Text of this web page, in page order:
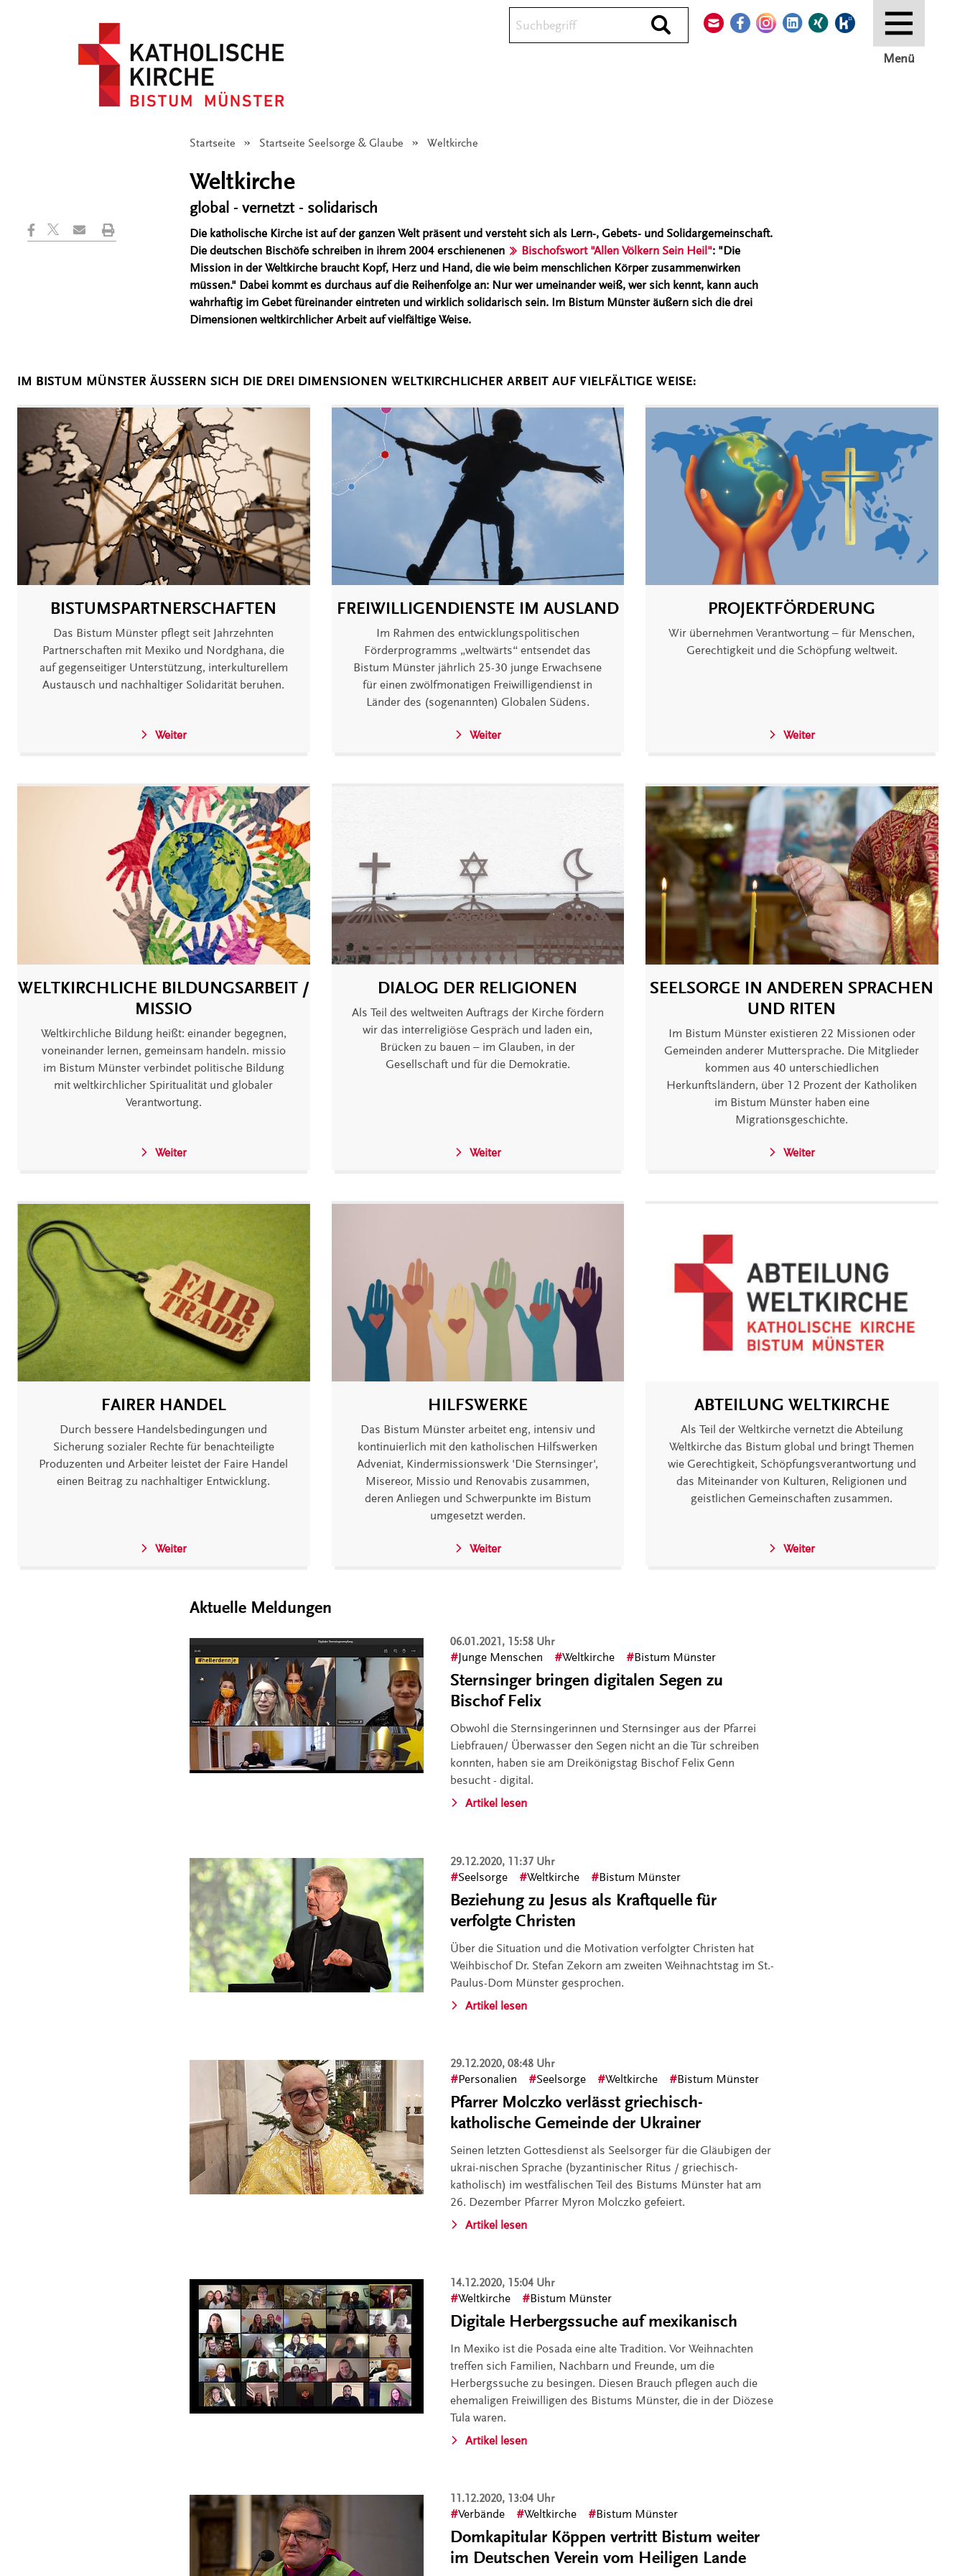
Durchsuchen
Menü
Startseite Startseite Seelsorge & Glaube Angezeigt:
Weltkirche
Weltkirche
global - vernetzt - solidarisch
Die katholische Kirche ist auf der ganzen Welt präsent und versteht sich als Lern-, Gebets- und Solidargemeinschaft.
Die deutschen Bischöfe schreiben in ihrem 2004 erschienenen
Bischofswort "Allen Völkern Sein Heil": "Die
Mission in der Weltkirche braucht Kopf, Herz und Hand, die wie beim menschlichen Körper zusammenwirken
müssen." Dabei kommt es durchaus auf die Reihenfolge an: Nur wer umeinander weiß, wer sich kennt, kann auch
wahrhaftig im Gebet füreinander eintreten und wirklich solidarisch sein. Im Bistum Münster äußern sich die drei
Dimensionen weltkirchlicher Arbeit auf vielfältige Weise.
IM BISTUM MÜNSTER ÄUSSERN SICH DIE DREI DIMENSIONEN WELTKIRCHLICHER ARBEIT AUF VIELFÄLTIGE WEISE:
BISTUMSPARTNERSCHAFTEN
Das Bistum Münster pflegt seit Jahrzehnten
Partnerschaften mit Mexiko und Nordghana, die
auf gegenseitiger Unterstützung, interkulturellem
Austausch und nachhaltiger Solidarität beruhen.
Weiter
FREIWILLIGENDIENSTE IM AUSLAND
Im Rahmen des entwicklungspolitischen
Förderprogramms „weltwärts“ entsendet das
Bistum Münster jährlich 25-30 junge Erwachsene
für einen zwölfmonatigen Freiwilligendienst in
Länder des (sogenannten) Globalen Südens.
Weiter
PROJEKTFÖRDERUNG
Wir übernehmen Verantwortung – für Menschen,
Gerechtigkeit und die Schöpfung weltweit.
Weiter
WELTKIRCHLICHE BILDUNGSARBEIT /
MISSIO
Weltkirchliche Bildung heißt: einander begegnen,
voneinander lernen, gemeinsam handeln. missio
im Bistum Münster verbindet politische Bildung
mit weltkirchlicher Spiritualität und globaler
Verantwortung.
Weiter
DIALOG DER RELIGIONEN
Als Teil des weltweiten Auftrags der Kirche fördern
wir das interreligiöse Gespräch und laden ein,
Brücken zu bauen – im Glauben, in der
Gesellschaft und für die Demokratie.
Weiter
SEELSORGE IN ANDEREN SPRACHEN
UND RITEN
Im Bistum Münster existieren 22 Missionen oder
Gemeinden anderer Muttersprache. Die Mitglieder
kommen aus 40 unterschiedlichen
Herkunftsländern, über 12 Prozent der Katholiken
im Bistum Münster haben eine
Migrationsgeschichte.
Weiter
FAIRER HANDEL
Durch bessere Handelsbedingungen und
Sicherung sozialer Rechte für benachteiligte
Produzenten und Arbeiter leistet der Faire Handel
einen Beitrag zu nachhaltiger Entwicklung.
Weiter
HILFSWERKE
Das Bistum Münster arbeitet eng, intensiv und
kontinuierlich mit den katholischen Hilfswerken
Adveniat, Kindermissionswerk 'Die Sternsinger',
Misereor, Missio und Renovabis zusammen,
deren Anliegen und Schwerpunkte im Bistum
umgesetzt werden.
Weiter
ABTEILUNG WELTKIRCHE
Als Teil der Weltkirche vernetzt die Abteilung
Weltkirche das Bistum global und bringt Themen
wie Gerechtigkeit, Schöpfungsverantwortung und
das Miteinander von Kulturen, Religionen und
geistlichen Gemeinschaften zusammen.
Weiter
Aktuelle Meldungen
06.01.2021, 15:58 Uhr
Junge Menschen Weltkirche Bistum Münster
Sternsinger bringen digitalen Segen zu
Bischof Felix
Obwohl die Sternsingerinnen und Sternsinger aus der Pfarrei
Liebfrauen/ Überwasser den Segen nicht an die Tür schreiben
konnten, haben sie am Dreikönigstag Bischof Felix Genn
besucht - digital.
Artikel lesen
29.12.2020, 11:37 Uhr
Seelsorge Weltkirche Bistum Münster
Beziehung zu Jesus als Kraftquelle für
verfolgte Christen
Über die Situation und die Motivation verfolgter Christen hat
Weihbischof Dr. Stefan Zekorn am zweiten Weihnachtstag im St.-
Paulus-Dom Münster gesprochen.
Artikel lesen
29.12.2020, 08:48 Uhr
Personalien Seelsorge Weltkirche Bistum Münster
Pfarrer Molczko verlässt griechisch-
katholische Gemeinde der Ukrainer
Seinen letzten Gottesdienst als Seelsorger für die Gläubigen der
ukrai-nischen Sprache (byzantinischer Ritus / griechisch-
katholisch) im westfälischen Teil des Bistums Münster hat am
26. Dezember Pfarrer Myron Molczko gefeiert.
Artikel lesen
14.12.2020, 15:04 Uhr
Weltkirche Bistum Münster
Digitale Herbergssuche auf mexikanisch
In Mexiko ist die Posada eine alte Tradition. Vor Weihnachten
treffen sich Familien, Nachbarn und Freunde, um die
Herbergssuche zu besingen. Diesen Brauch pflegen auch die
ehemaligen Freiwilligen des Bistums Münster, die in der Diözese
Tula waren.
Artikel lesen
11.12.2020, 13:04 Uhr
Verbände Weltkirche Bistum Münster
Domkapitular Köppen vertritt Bistum weiter
im Deutschen Verein vom Heiligen Lande